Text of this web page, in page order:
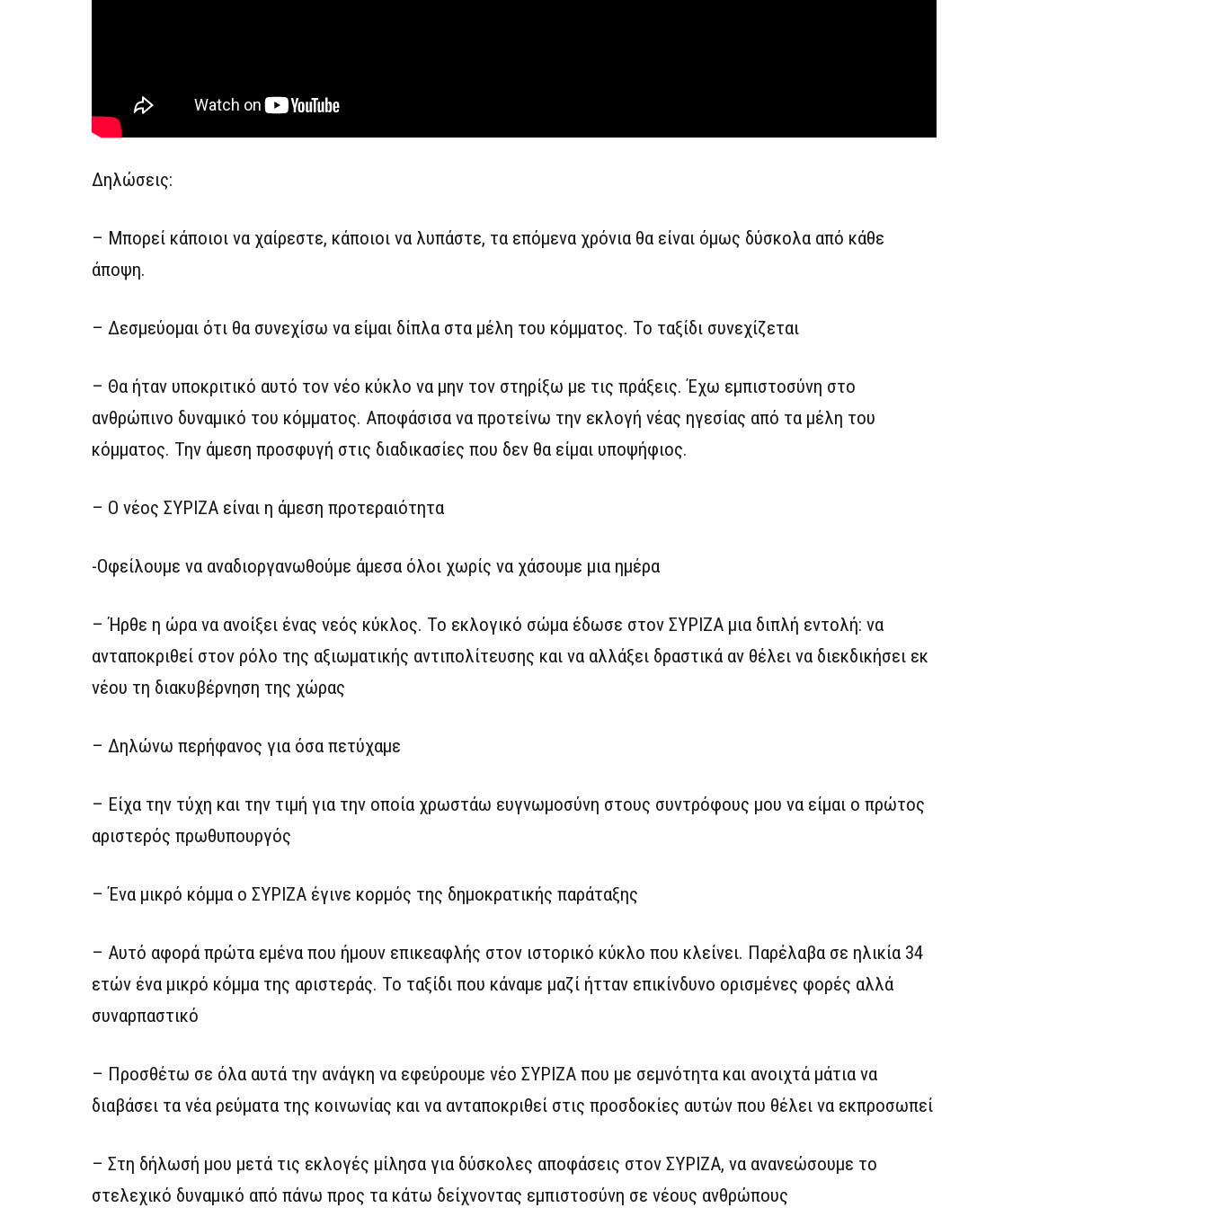
Δηλώσεις:
– Μπορεί κάποιοι να χαίρεστε, κάποιοι να λυπάστε, τα επόμενα χρόνια θα είναι όμως δύσκολα από κάθε
άποψη.
– Δεσμεύομαι ότι θα συνεχίσω να είμαι δίπλα στα μέλη του κόμματος. Το ταξίδι συνεχίζεται
– Θα ήταν υποκριτικό αυτό τον νέο κύκλο να μην τον στηρίξω με τις πράξεις. Έχω εμπιστοσύνη στο
ανθρώπινο δυναμικό του κόμματος. Αποφάσισα να προτείνω την εκλογή νέας ηγεσίας από τα μέλη του
κόμματος. Την άμεση προσφυγή στις διαδικασίες που δεν θα είμαι υποψήφιος.
– Ο νέος ΣΥΡΙΖΑ είναι η άμεση προτεραιότητα
-Οφείλουμε να αναδιοργανωθούμε άμεσα όλοι χωρίς να χάσουμε μια ημέρα
– Ήρθε η ώρα να ανοίξει ένας νεός κύκλος. Το εκλογικό σώμα έδωσε στον ΣΥΡΙΖΑ μια διπλή εντολή: να
ανταποκριθεί στον ρόλο της αξιωματικής αντιπολίτευσης και να αλλάξει δραστικά αν θέλει να διεκδικήσει εκ
νέου τη διακυβέρνηση της χώρας
– Δηλώνω περήφανος για όσα πετύχαμε
– Είχα την τύχη και την τιμή για την οποία χρωστάω ευγνωμοσύνη στους συντρόφους μου να είμαι ο πρώτος
αριστερός πρωθυπουργός
– Ένα μικρό κόμμα ο ΣΥΡΙΖΑ έγινε κορμός της δημοκρατικής παράταξης
– Αυτό αφορά πρώτα εμένα που ήμουν επικεαφλής στον ιστορικό κύκλο που κλείνει. Παρέλαβα σε ηλικία 34
ετών ένα μικρό κόμμα της αριστεράς. Το ταξίδι που κάναμε μαζί ήτταν επικίνδυνο ορισμένες φορές αλλά
συναρπαστικό
– Προσθέτω σε όλα αυτά την ανάγκη να εφεύρουμε νέο ΣΥΡΙΖΑ που με σεμνότητα και ανοιχτά μάτια να
διαβάσει τα νέα ρεύματα της κοινωνίας και να ανταποκριθεί στις προσδοκίες αυτών που θέλει να εκπροσωπεί
– Στη δήλωσή μου μετά τις εκλογές μίλησα για δύσκολες αποφάσεις στον ΣΥΡΙΖΑ, να ανανεώσουμε το
στελεχικό δυναμικό από πάνω προς τα κάτω δείχνοντας εμπιστοσύνη σε νέους ανθρώπους